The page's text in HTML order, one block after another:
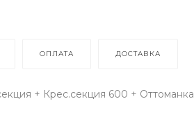
ОПЛАТА ДОСТАВКА
+ Крес.секция 600 +